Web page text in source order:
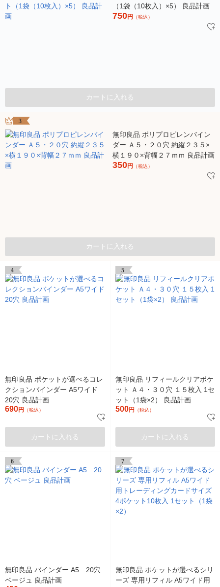
（1袋（10枚入）×5） 良品計画
750円 （税込）
カートに入れる
3
無印良品 ポリプロピレンバイン
ダー Ａ５・２０穴 約縦２３５×
横１９０×背幅２７ｍｍ 良品計画
350円 （税込）
カートに入れる
4
無印良品 ポケットが選べるコレ
クションバインダー A5ワイド
20穴 良品計画
690円 （税込）
カートに入れる
5
無印良品 リフィールクリアポケ
ット Ａ４・３０穴 １５枚入 1セ
ット（1袋×2） 良品計画
500円 （税込）
カートに入れる
6
無印良品 バインダー A5 20穴
ベージュ 良品計画
7
無印良品 ポケットが選べるシリ
ーズ 専用リフィル A5ワイド用